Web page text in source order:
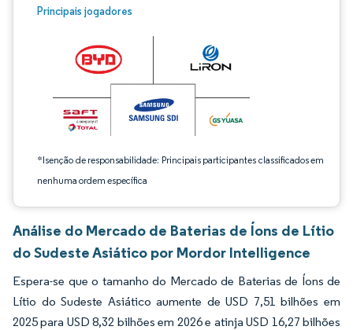
Principais jogadores
*Isenção de responsabilidade: Principais participantes classificados em
nenhuma ordem específica
Imagem © Mordor Intelligence. O reuso requer atribuição conforme CC BY 4.0.
Análise do Mercado de Baterias de Íons de Lítio
do Sudeste Asiático por Mordor Intelligence
Espera-se que o tamanho do Mercado de Baterias de Íons de
Lítio do Sudeste Asiático aumente de USD 7,51 bilhões em
2025 para USD 8,32 bilhões em 2026 e atinja USD 16,27 bilhões